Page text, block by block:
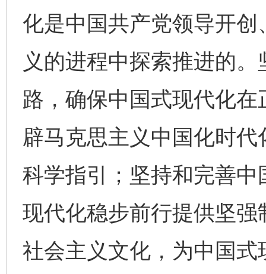
化是中国共产党领导开
义的进程中探索推进的
路，确保中国式现代化
辟马克思主义中国化时
科学指引；坚持和完善
现代化稳步前行提供坚
社会主义文化，为中国